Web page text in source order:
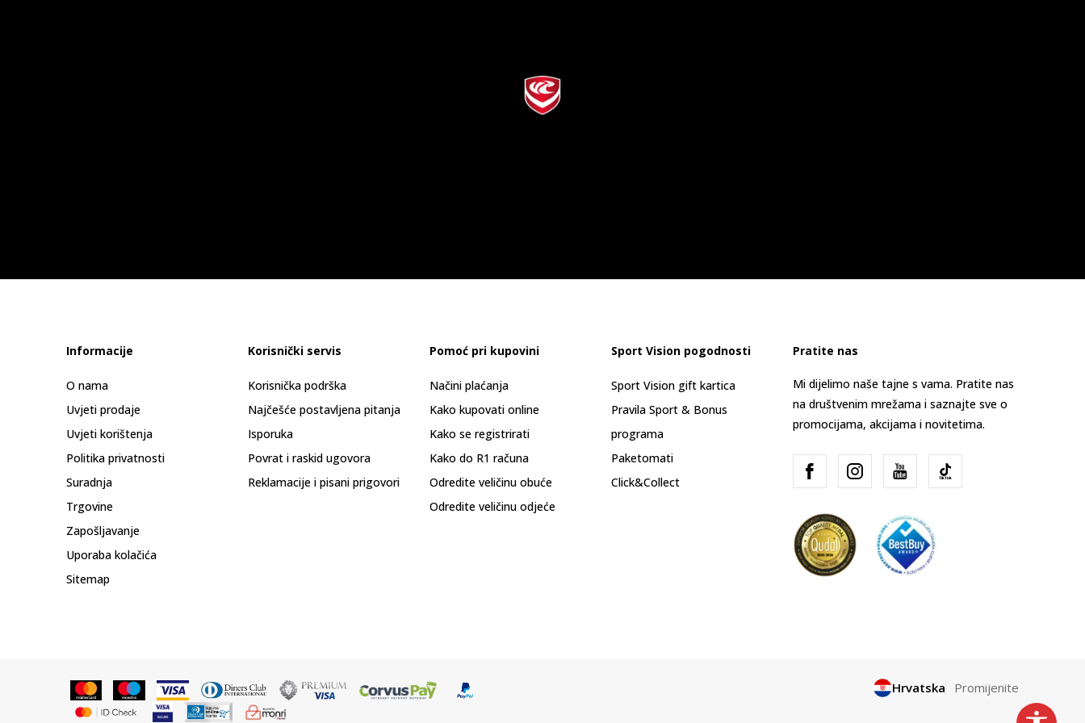
Informacije
O nama
Uvjeti prodaje
Uvjeti korištenja
Politika privatnosti
Suradnja
Trgovine
Zapošljavanje
Uporaba kolačića
Sitemap
Korisnički servis
Korisnička podrška
Najčešće postavljena pitanja
Isporuka
Povrat i raskid ugovora
Reklamacije i pisani prigovori
Pomoć pri kupovini
Načini plaćanja
Kako kupovati online
Kako se registrirati
Kako do R1 računa
Odredite veličinu obuće
Odredite veličinu odjeće
Sport Vision pogodnosti
Sport Vision gift kartica
Pravila Sport & Bonus
programa
Paketomati
Click&Collect
Pratite nas
Mi dijelimo naše tajne s vama. Pratite nas
na društvenim mrežama i saznajte sve o
promocijama, akcijama i novitetima.
Hrvatska Promijenite